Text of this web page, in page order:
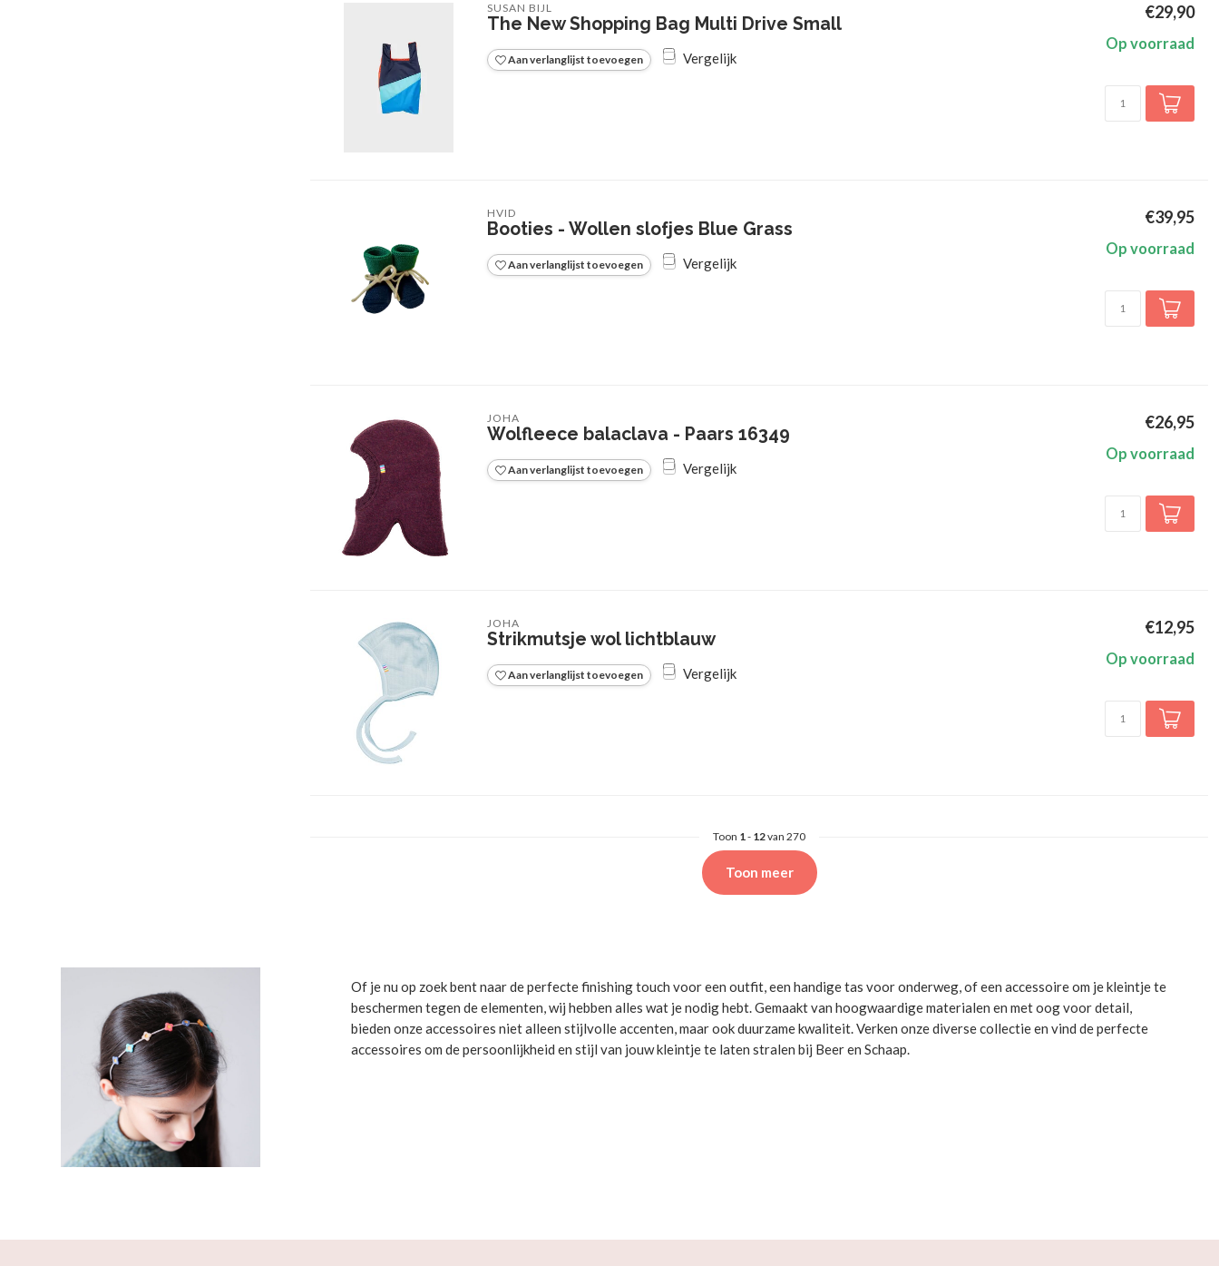
SUSAN BIJL
The New Shopping Bag Multi Drive Small
Aan verlanglijst toevoegen Vergelijk
€29,90
Op voorraad
HVID
Booties - Wollen slofjes Blue Grass
Aan verlanglijst toevoegen Vergelijk
€39,95
Op voorraad
JOHA
Wolfleece balaclava - Paars 16349
Aan verlanglijst toevoegen Vergelijk
€26,95
Op voorraad
JOHA
Strikmutsje wol lichtblauw
Aan verlanglijst toevoegen Vergelijk
€12,95
Op voorraad
Toon 1- 12van 270
Toon meer
Of je nu op zoek bent naar de perfecte finishing touch voor een outfit, een handige tas voor onderweg, of een accessoire om je kleintje te
beschermen tegen de elementen, wij hebben alles wat je nodig hebt. Gemaakt van hoogwaardige materialen en met oog voor detail,
bieden onze accessoires niet alleen stijlvolle accenten, maar ook duurzame kwaliteit. Verken onze diverse collectie en vind de perfecte
accessoires om de persoonlijkheid en stijl van jouw kleintje te laten stralen bij Beer en Schaap.